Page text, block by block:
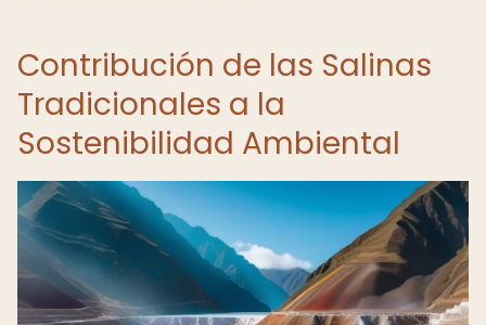
Contribución de las Salinas
Tradicionales a la
Sostenibilidad Ambiental